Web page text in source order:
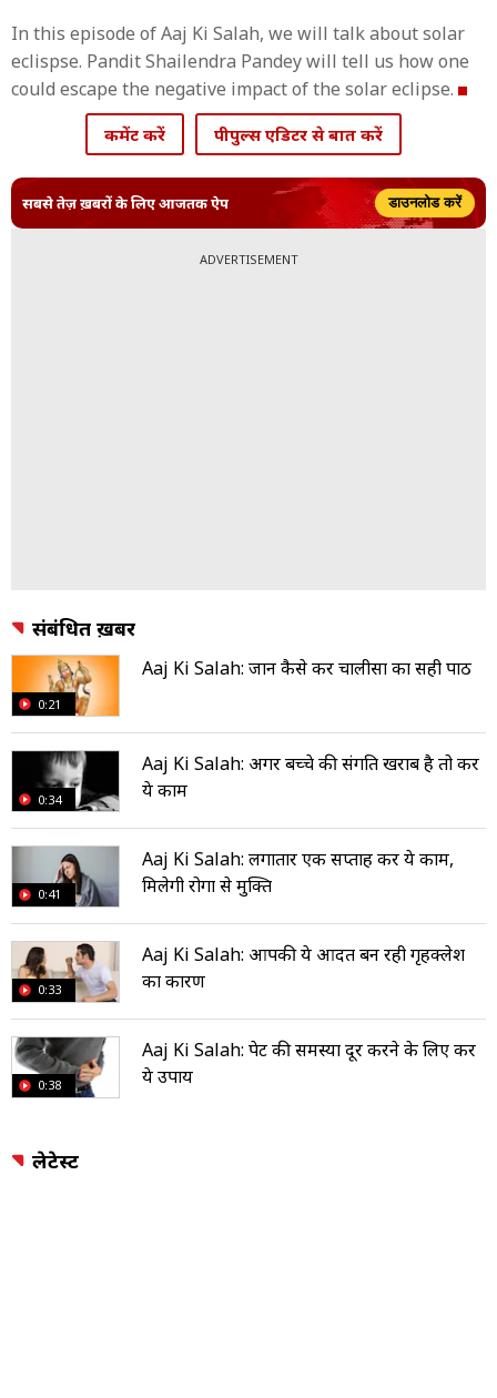
In this episode of Aaj Ki Salah, we will talk about solar
eclispse. Pandit Shailendra Pandey will tell us how one
could escape the negative impact of the solar eclipse.
कमेंट करें पीपुल्स एडिटर से बात करें
सबसे तेज़ ख़बरों के लिए आजतक ऐप डाउनलोड करें
ADVERTISEMENT
संबंधित ख़बरें
0:21
Aaj Ki Salah: जानें कैसे करें चालीसा का सही पाठ
0:34
Aaj Ki Salah: अगर बच्चे की संगति खराब है तो करें
ये काम
0:41
Aaj Ki Salah: लगातार एक सप्ताह करें ये काम,
मिलेगी रोगों से मुक्ति
0:33
Aaj Ki Salah: आपकी ये आदत बन रही गृहक्लेश
का कारण
0:38
Aaj Ki Salah: पेट की समस्या दूर करने के लिए करें
ये उपाय
लेटेस्ट